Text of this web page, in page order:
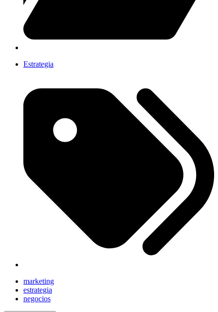
Estrategia
marketing
estrategia
negocios